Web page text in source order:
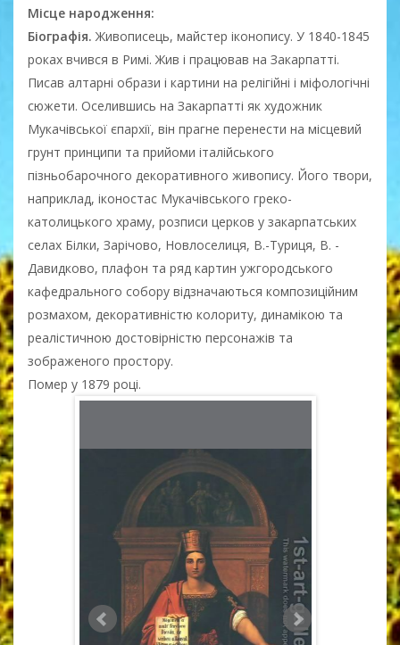
Місце народження:
Біографія. Живописець, майстер іконопису. У 1840-1845
роках вчився в Римі. Жив і працював на Закарпатті.
Писав алтарні образи і картини на релігійні і міфологічні
сюжети. Оселившись на Закарпатті як художник
Мукачівської єпархії, він прагне перенести на місцевий
грунт принципи та прийоми італійського
пізньобарочного декоративного живопису. Його твори,
наприклад, іконостас Мукачівського греко-
католицького храму, розписи церков у закарпатських
селах Білки, Зарічово, Новлоселиця, В.-Туриця, В. -
Давидково, плафон та ряд картин ужгородського
кафедрального собору відзначаються композиційним
розмахом, декоративністю колориту, динамікою та
реалістичною достовірністю персонажів та
зображеного простору.
Помер у 1879 році.